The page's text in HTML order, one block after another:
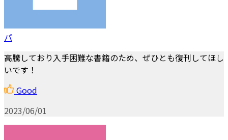
パ
高騰しており入手困難な書籍のため、ぜひとも復刊してほし
いです！
Good
2023/06/01